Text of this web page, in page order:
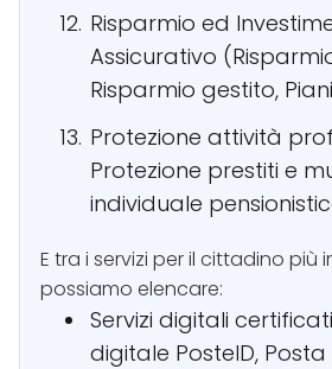
Risparmio ed
Assicurativo
Risparmio gestito,
Protezione attività
Protezione prestiti e
individuale
E tra i servizi per il cittadino più
possiamo elencare:
Servizi digitali
digitale PosteID,